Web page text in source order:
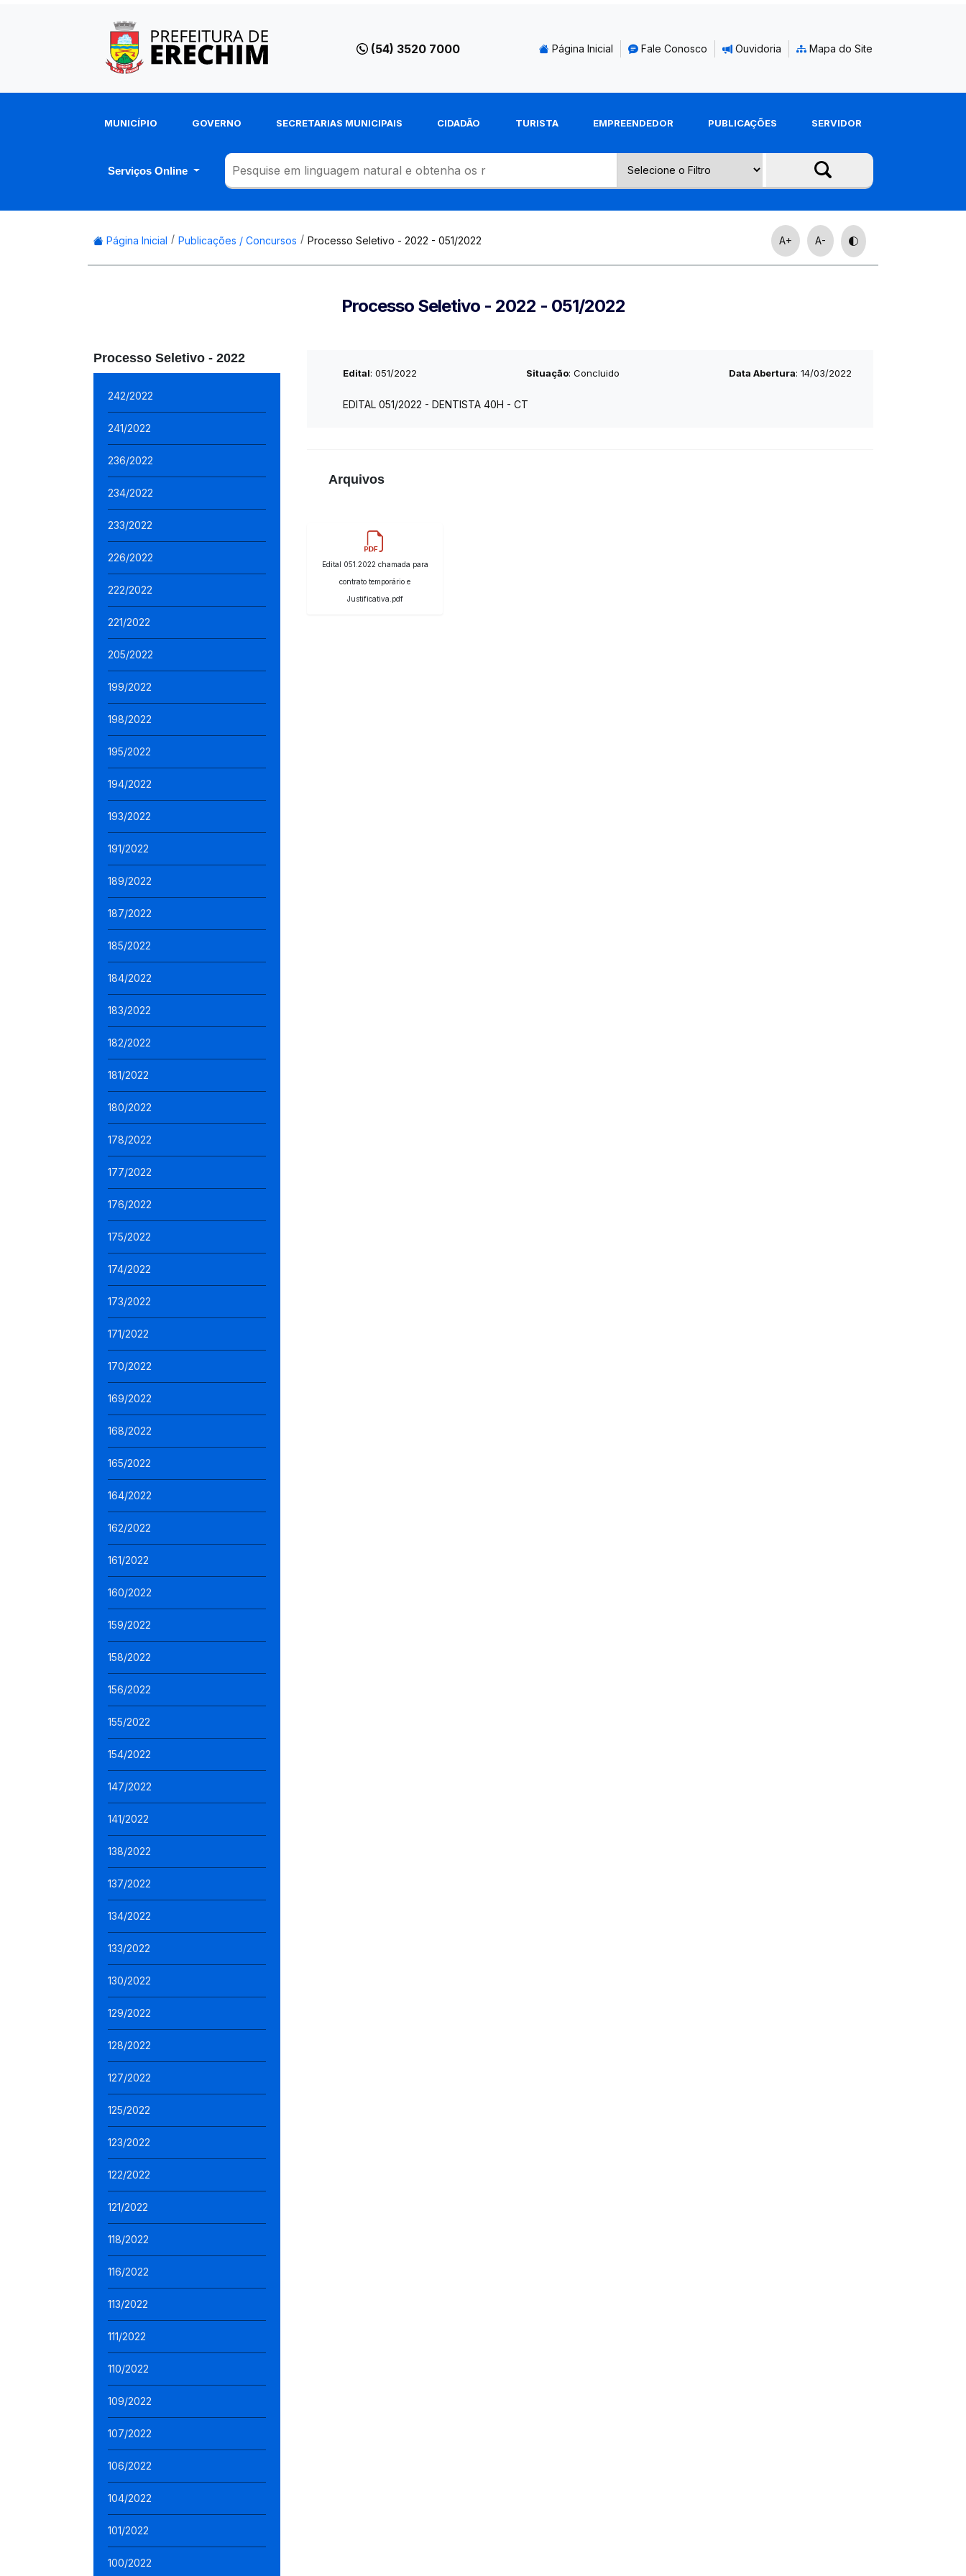
(54) 3520 7000 Página Inicial Fale Conosco Ouvidoria Mapa do Site
MUNICÍPIO GOVERNO SECRETARIAS MUNICIPAIS CIDADÃO TURISTA EMPREENDEDOR PUBLICAÇÕES SERVIDOR
Serviços Online
Página Inicial Publicações / Concursos Processo Seletivo - 2022 - 051/2022 A+ A-
Processo Seletivo - 2022 - 051/2022
Processo Seletivo - 2022
242/2022
241/2022
236/2022
234/2022
233/2022
226/2022
222/2022
221/2022
205/2022
199/2022
198/2022
195/2022
194/2022
193/2022
191/2022
189/2022
187/2022
185/2022
184/2022
183/2022
182/2022
181/2022
180/2022
178/2022
177/2022
176/2022
175/2022
174/2022
173/2022
171/2022
170/2022
169/2022
168/2022
165/2022
164/2022
162/2022
161/2022
160/2022
159/2022
158/2022
156/2022
155/2022
154/2022
147/2022
141/2022
138/2022
137/2022
134/2022
133/2022
130/2022
129/2022
128/2022
127/2022
125/2022
123/2022
122/2022
121/2022
118/2022
116/2022
113/2022
111/2022
110/2022
109/2022
107/2022
106/2022
104/2022
101/2022
100/2022
Edital: 051/2022 Situação: Concluido Data Abertura: 14/03/2022
EDITAL 051/2022 - DENTISTA 40H - CT
Arquivos
Edital 051.2022 chamada para
contrato temporário e
Justificativa.pdf